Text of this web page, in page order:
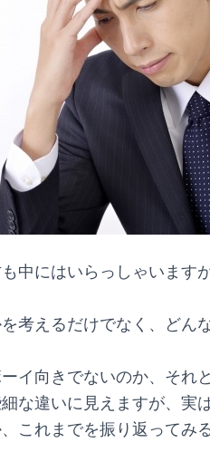
中にはいらっしゃいます
考えるだけでなく、どん
イ向きでないのか、それ
な違いに見えますが、実
これまでを振り返ってみ